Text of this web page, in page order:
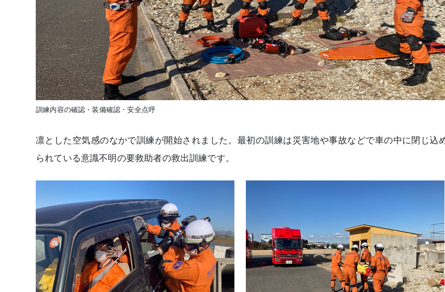
訓練内容の確認・装備確認・安全点呼
凛とした空気感のなかで訓練が開始されました。最初の訓練は災害地や事故などで車の中に閉じ込
られている意識不明の要救助者の救出訓練です。